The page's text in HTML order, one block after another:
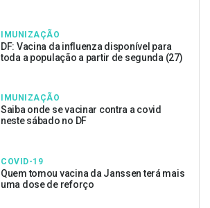
IMUNIZAÇÃO
DF: Vacina da influenza disponível para
toda a população a partir de segunda (27)
IMUNIZAÇÃO
Saiba onde se vacinar contra a covid
neste sábado no DF
COVID-19
Quem tomou vacina da Janssen terá mais
uma dose de reforço